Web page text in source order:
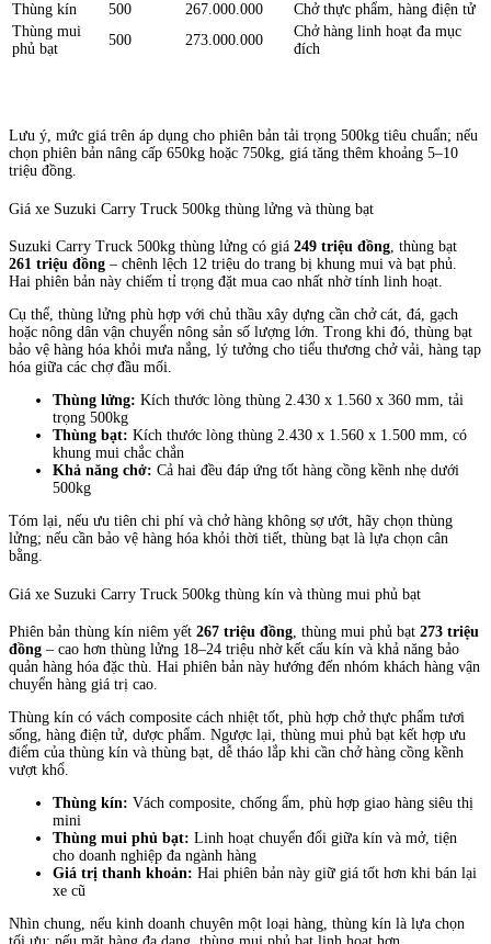
Thùng kín
500 267.000.000
Chở thực phẩm, hàng điện tử
Thùng mui
phủ bạt
500 273.000.000
Chở hàng linh hoạt đa mục
đích
Lưu ý, mức giá trên áp dụng cho phiên bản tải trọng 500kg tiêu chuẩn; nếu
chọn phiên bản nâng cấp 650kg hoặc 750kg, giá tăng thêm khoảng 5–10
triệu đồng.
Giá xe Suzuki Carry Truck 500kg thùng lửng và thùng bạt
Suzuki Carry Truck 500kg thùng lửng có giá 249 triệu đồng, thùng bạt
261 triệu đồng – chênh lệch 12 triệu do trang bị khung mui và bạt phủ.
Hai phiên bản này chiếm tỉ trọng đặt mua cao nhất nhờ tính linh hoạt.
Cụ thể, thùng lửng phù hợp với chủ thầu xây dựng cần chở cát, đá, gạch
hoặc nông dân vận chuyển nông sản số lượng lớn. Trong khi đó, thùng bạt
bảo vệ hàng hóa khỏi mưa nắng, lý tưởng cho tiểu thương chở vải, hàng tạp
hóa giữa các chợ đầu mối.
Thùng lửng: Kích thước lòng thùng 2.430 x 1.560 x 360 mm, tải
trọng 500kg
Thùng bạt: Kích thước lòng thùng 2.430 x 1.560 x 1.500 mm, có
khung mui chắc chắn
Khả năng chở: Cả hai đều đáp ứng tốt hàng cồng kềnh nhẹ dưới
500kg
Tóm lại, nếu ưu tiên chi phí và chở hàng không sợ ướt, hãy chọn thùng
lửng; nếu cần bảo vệ hàng hóa khỏi thời tiết, thùng bạt là lựa chọn cân
bằng.
Giá xe Suzuki Carry Truck 500kg thùng kín và thùng mui phủ bạt
Phiên bản thùng kín niêm yết 267 triệu đồng, thùng mui phủ bạt 273 triệu
đồng – cao hơn thùng lửng 18–24 triệu nhờ kết cấu kín và khả năng bảo
quản hàng hóa đặc thù. Hai phiên bản này hướng đến nhóm khách hàng vận
chuyển hàng giá trị cao.
Thùng kín có vách composite cách nhiệt tốt, phù hợp chở thực phẩm tươi
sống, hàng điện tử, dược phẩm. Ngược lại, thùng mui phủ bạt kết hợp ưu
điểm của thùng kín và thùng bạt, dễ tháo lắp khi cần chở hàng cồng kềnh
vượt khổ.
Thùng kín: Vách composite, chống ẩm, phù hợp giao hàng siêu thị
mini
Thùng mui phủ bạt: Linh hoạt chuyển đổi giữa kín và mở, tiện
cho doanh nghiệp đa ngành hàng
Giá trị thanh khoản: Hai phiên bản này giữ giá tốt hơn khi bán lại
xe cũ
Nhìn chung, nếu kinh doanh chuyên một loại hàng, thùng kín là lựa chọn